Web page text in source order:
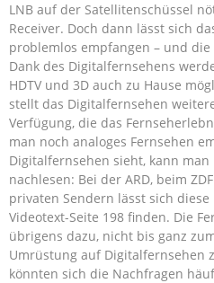
LNB auf der Satellitenschüssel
Receiver. Doch dann lässt sich
problemlos empfangen – und
Dank des Digitalfernsehens
HDTV und 3D auch zu Hause
stellt das Digitalfernsehen
Verfügung, die das
man noch analoges Fernsehen
Digitalfernsehen sieht, kann man
nachlesen: Bei der ARD, beim
privaten Sendern lässt sich
Videotext-Seite 198 finden. Die
übrigens dazu, nicht bis ganz
Umrüstung auf Digitalfernsehen
könnten sich die Nachfragen